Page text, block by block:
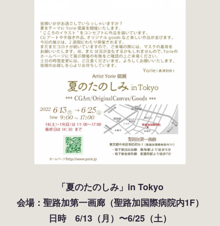
「夏のたのしみ」in Tokyo
会場：聖路加第一画廊（聖路加国際病院内1F）
日時 6/13（月）〜6/25（土）